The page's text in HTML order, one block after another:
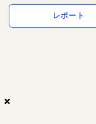
×
×
×
レポート